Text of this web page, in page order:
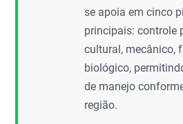
se apoia em cinco
principais: controle
cultural, mecânico,
biológico,
de manejo
região.